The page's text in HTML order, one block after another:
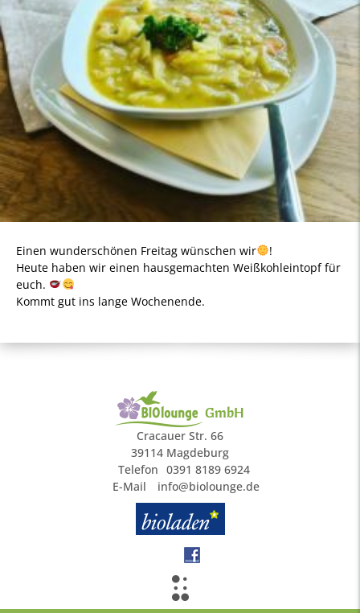
Einen wunderschönen Freitag wünschen wir
!
Heute haben wir einen hausgemachten Weißkohleintopf für
euch.
Kommt gut ins lange Wochenende.
GmbH
Cracauer Str. 66
39114 Magdeburg
Telefon 0391 8189 6924
E-Mail
info@biolounge.de